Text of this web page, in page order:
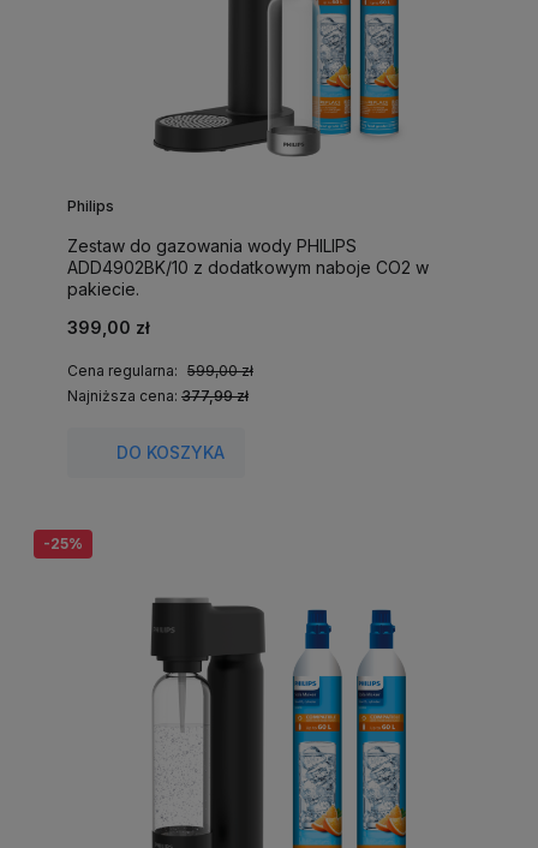
Philips
Zestaw do gazowania wody PHILIPS
ADD4902BK/10 z dodatkowym naboje CO2 w
pakiecie.
399,00 zł
Cena regularna: 599,00 zł
Najniższa cena: 377,99 zł
DO KOSZYKA
-25%